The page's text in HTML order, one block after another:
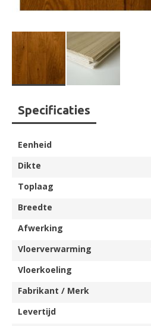
Ga
naar
het
begin
van
de
gallerij
Specificaties
Eenheid
Dikte
Toplaag
Breedte
Afwerking
Vloerverwarming
Vloerkoeling
Fabrikant / Merk
Levertijd